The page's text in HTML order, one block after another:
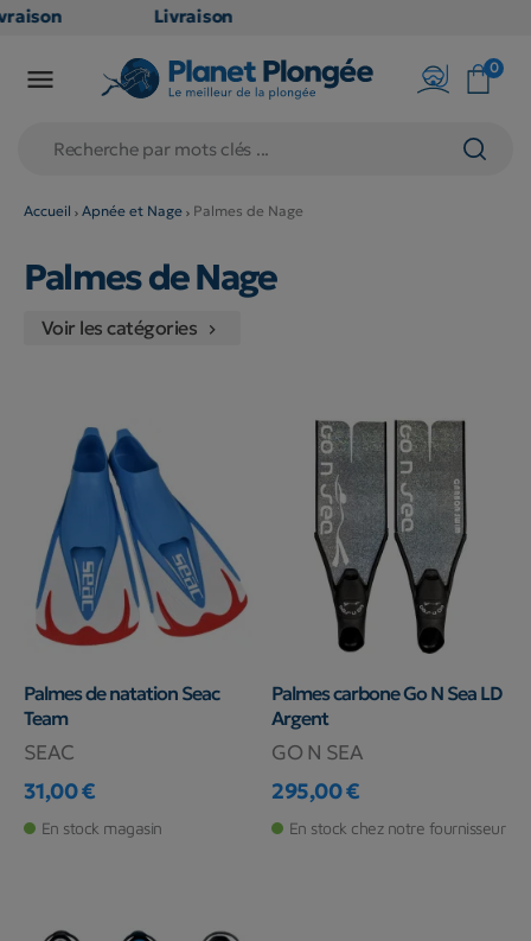
et
Livraison
en point
79€
(hors
long et
volumineux
: non
 0
Accueil Apnée et Nage Palmes de Nage
Palmes de Nage
Voir les catégories 
Palmes de natation Seac
Team
SEAC
Prix
31,00 €
En stock magasin
Palmes carbone Go N Sea LD
Argent
GO N SEA
Prix
295,00 €
En stock chez notre fournisseur